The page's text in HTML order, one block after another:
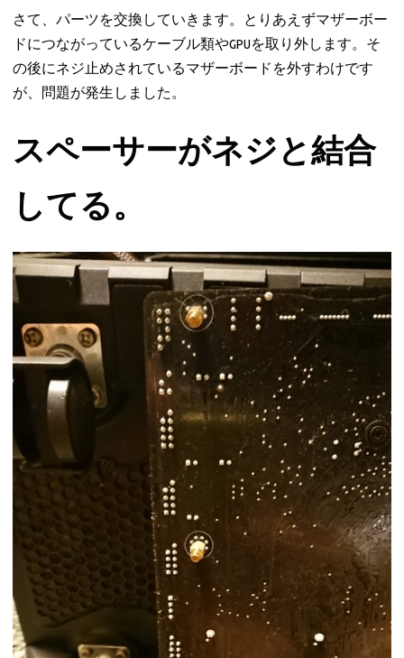
さて、パーツを交換していきます。とりあえずマザーボー
ドにつながっているケーブル類やGPUを取り外します。そ
の後にネジ止めされているマザーボードを外すわけです
が、問題が発生しました。
スペーサーがネジと結合
してる。